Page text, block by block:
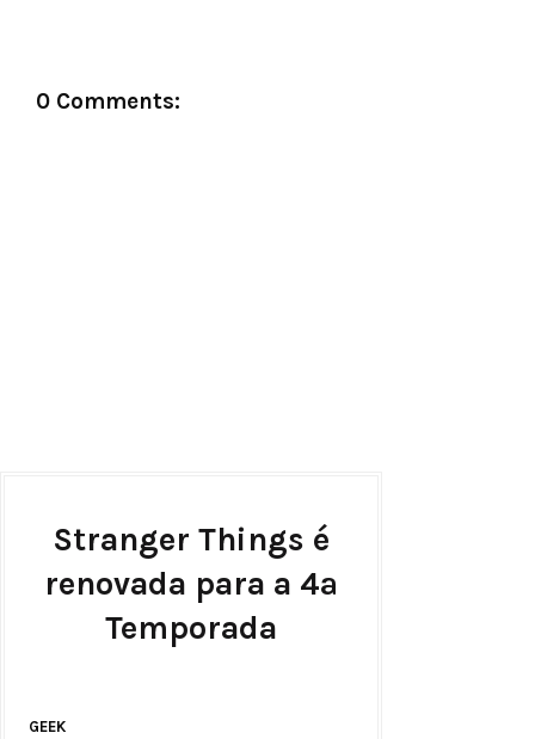
0 Comments:
Stranger Things é
renovada para a 4ª
Temporada
GEEK